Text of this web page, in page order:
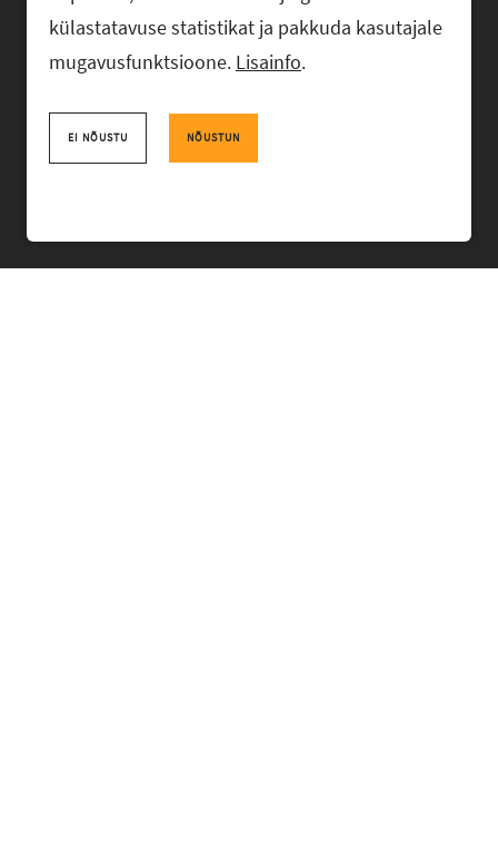
+372 618 0820,rask@rask.ee
külastatavuse statistikat ja pakkuda kasutajale
mugavusfunktsioone. Lisainfo.
EI NÕUSTU NÕUSTUN